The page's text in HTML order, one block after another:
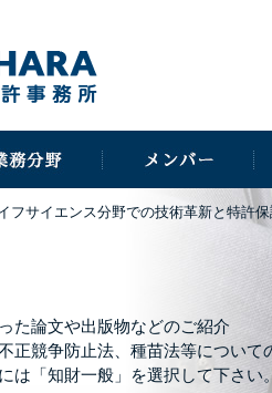
フサイエンス分野での技術革新と特許
た論文や出版物などのご紹介
正競争防止法、種苗法等について
は「知財一般」を選択して下さい